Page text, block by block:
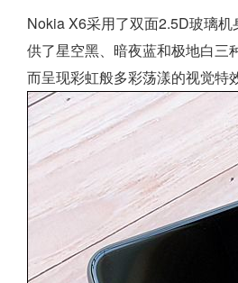
Nokia X6采用了双面2.5D玻璃
供了星空黑、暗夜蓝和极地白三
而呈现彩虹般多彩荡漾的视觉特效